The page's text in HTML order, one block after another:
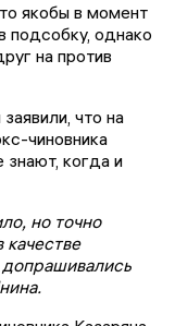
якобы в момент
подсобку, однако
на против
что на
чиновника
знают, когда и
но точно